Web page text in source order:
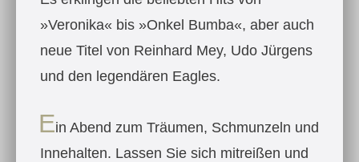
»Veronika« bis »Onkel Bumba«, aber auch
neue Titel von Reinhard Mey, Udo Jürgens
und den legendären Eagles.
Ein Abend zum Träumen, Schmunzeln und
Innehalten. Lassen Sie sich mitreißen und